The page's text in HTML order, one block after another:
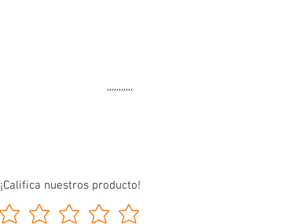
,,,,,,,,,,,
¡Califica nuestros producto!